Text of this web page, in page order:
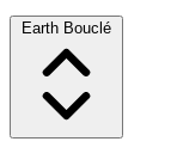
Earth Bouclé